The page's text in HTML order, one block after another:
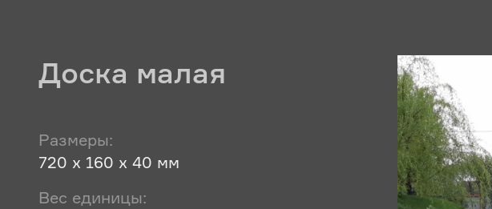
Доска малая
Размеры:
720 х 160 х 40 мм
Вес единицы: